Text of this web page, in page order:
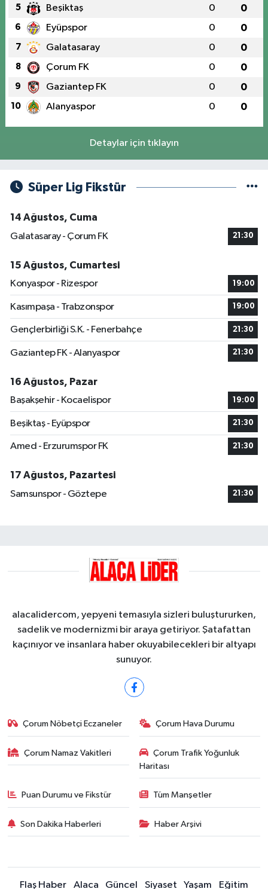
5 Beşiktaş 0 0
6 Eyüpspor 0 0
7 Galatasaray 0 0
8 Çorum FK 0 0
9 Gaziantep FK 0 0
10 Alanyaspor 0 0
Detaylar için tıklayın
Süper Lig Fikstür
14 Ağustos, Cuma
Galatasaray - Çorum FK
21:30
15 Ağustos, Cumartesi
Konyaspor - Rizespor
19:00
Kasımpaşa - Trabzonspor 19:00
Gençlerbirliği S.K. - Fenerbahçe 21:30
Gaziantep FK - Alanyaspor 21:30
16 Ağustos, Pazar
Başakşehir - Kocaelispor
19:00
Beşiktaş - Eyüpspor 21:30
Amed - Erzurumspor FK 21:30
17 Ağustos, Pazartesi
Samsunspor - Göztepe
21:30
alacalidercom, yepyeni temasıyla sizleri buluştururken,
sadelik ve modernizmi bir araya getiriyor. Şatafattan
kaçınıyor ve insanlara haber okuyabilecekleri bir altyapı
sunuyor.
Çorum Nöbetçi Eczaneler Çorum Hava Durumu
Çorum Namaz Vakitleri
Çorum Trafik Yoğunluk
Haritası
Puan Durumu ve Fikstür Tüm Manşetler
Son Dakika Haberleri Haber Arşivi
Flaş Haber Alaca Güncel Siyaset Yaşam Eğitim